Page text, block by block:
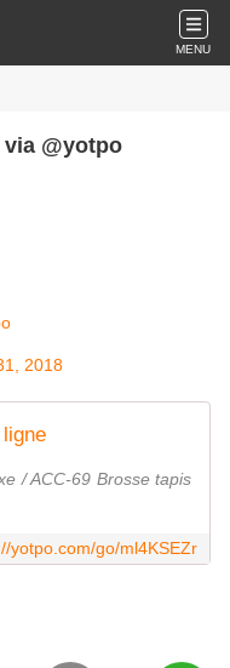
MENU
@yotpo
2018
/ ACC-69 Brosse tapis
yotpo.com/go/ml4KSEZr